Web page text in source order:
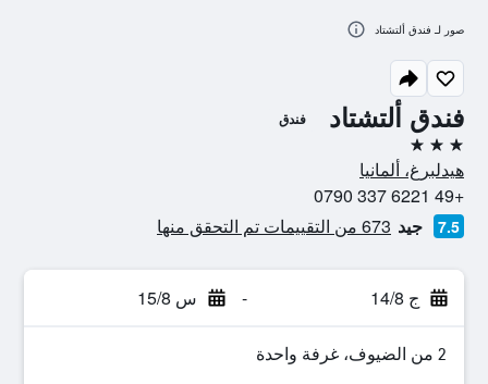
فندق ألتشتاد فندق
3 نجوم
هيدلبرغ، ألمانيا
+49 6221 337 0790
7.5 جيد 673 من التقييمات تم التحقق منها
ج 14/8 - س 15/8
2 من الضيوف، غرفة واحدة
صور لـ فندق ألتشتاد